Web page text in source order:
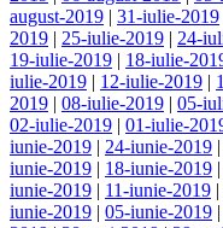
august-2019 | 31-iulie-2019
2019 | 25-iulie-2019 | 24-
19-iulie-2019 | 18-iulie-
iulie-2019 | 12-iulie-2019 |
2019 | 08-iulie-2019 | 05-
02-iulie-2019 | 01-iulie-
iunie-2019 | 24-iunie-2019 |
iunie-2019 | 18-iunie-2019 |
iunie-2019 | 11-iunie-2019 |
iunie-2019 | 05-iunie-2019 |